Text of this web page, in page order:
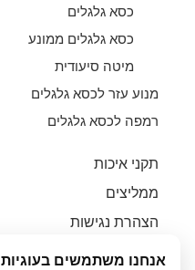
כסא גלגלים
כסא גלגלים ממונע
מיטה סיעודית
מנוע עזר לכסא גלגלים
רמפה לכסא גלגלים
תקני איכות
ממליצים
הצהרת נגישות
אנחנו משתמשים בעוגיות